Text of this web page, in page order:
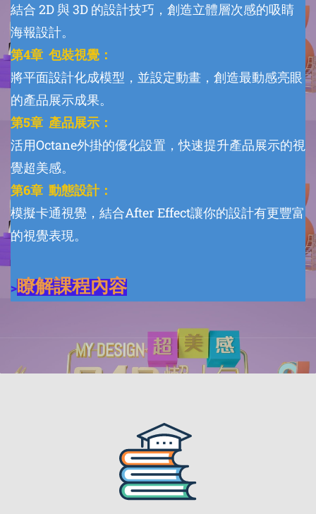
結合 2D 與 3D 的設計技巧，創造立體層次感的吸睛
海報設計。
第4章 包裝視覺：
將平面設計化成模型，並設定動畫，創造最動感亮眼
的產品展示成果。
第5章 產品展示：
活用Octane外掛的優化設置，快速提升產品展示的視
覺超美感。
第6章 動態設計：
模擬卡通視覺，結合After Effect讓你的設計有更豐富
的視覺表現。
>瞭解課程內容